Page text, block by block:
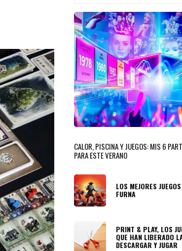
CALOR, PISCINA Y JUEGOS: MIS 6
PARA ESTE VERANO
LOS MEJORES
FURNA
PRINT & PLAY, LOS
QUE HAN LIBERADO
DESCARGAR Y JUGAR